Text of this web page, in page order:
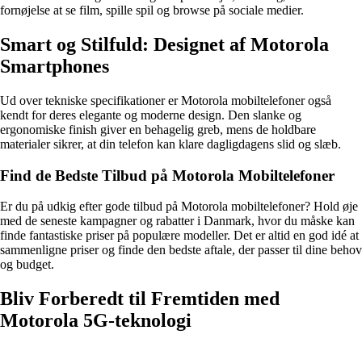
fornøjelse at se film, spille spil og browse på sociale medier.
Smart og Stilfuld: Designet af Motorola
Smartphones
Ud over tekniske specifikationer er Motorola mobiltelefoner også
kendt for deres elegante og moderne design. Den slanke og
ergonomiske finish giver en behagelig greb, mens de holdbare
materialer sikrer, at din telefon kan klare dagligdagens slid og slæb.
Find de Bedste Tilbud på Motorola Mobiltelefoner
Er du på udkig efter gode tilbud på Motorola mobiltelefoner? Hold øje
med de seneste kampagner og rabatter i Danmark, hvor du måske kan
finde fantastiske priser på populære modeller. Det er altid en god idé at
sammenligne priser og finde den bedste aftale, der passer til dine behov
og budget.
Bliv Forberedt til Fremtiden med
Motorola 5G-teknologi